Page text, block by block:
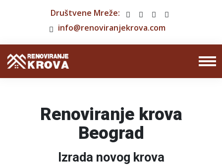
Društvene Mreže:
info@renoviranjekrova.com
Renoviranje krova
Beograd
Izrada novog krova